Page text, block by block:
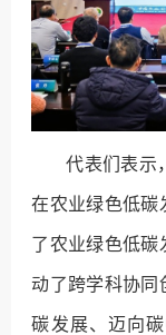
代表们表示，
在农业绿色低碳
了农业绿色低碳
动了跨学科协同
碳发展、迈向